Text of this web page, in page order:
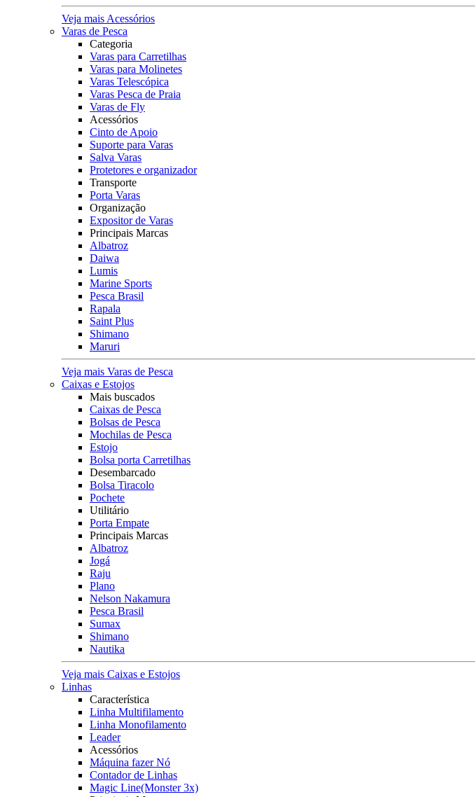
Veja mais Acessórios
Varas de Pesca
Categoria
Varas para Carretilhas
Varas para Molinetes
Varas Telescópica
Varas Pesca de Praia
Varas de Fly
Acessórios
Cinto de Apoio
Suporte para Varas
Salva Varas
Protetores e organizador
Transporte
Porta Varas
Organização
Expositor de Varas
Principais Marcas
Albatroz
Daiwa
Lumis
Marine Sports
Pesca Brasil
Rapala
Saint Plus
Shimano
Maruri
Veja mais Varas de Pesca
Caixas e Estojos
Mais buscados
Caixas de Pesca
Bolsas de Pesca
Mochilas de Pesca
Estojo
Bolsa porta Carretilhas
Desembarcado
Bolsa Tiracolo
Pochete
Utilitário
Porta Empate
Principais Marcas
Albatroz
Jogá
Raju
Plano
Nelson Nakamura
Pesca Brasil
Sumax
Shimano
Nautika
Veja mais Caixas e Estojos
Linhas
Característica
Linha Multifilamento
Linha Monofilamento
Leader
Acessórios
Máquina fazer Nó
Contador de Linhas
Magic Line(Monster 3x)